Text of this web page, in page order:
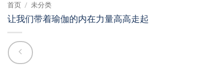
首页 / 未分类
让我们带着瑜伽的内在力量高高走起